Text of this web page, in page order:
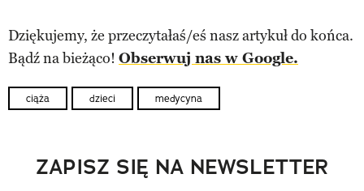
Dziękujemy, że przeczytałaś/eś nasz artykuł do końca.
Bądź na bieżąco! Obserwuj nas w Google.
ciąża dzieci medycyna
ZAPISZ SIĘ NA NEWSLETTER